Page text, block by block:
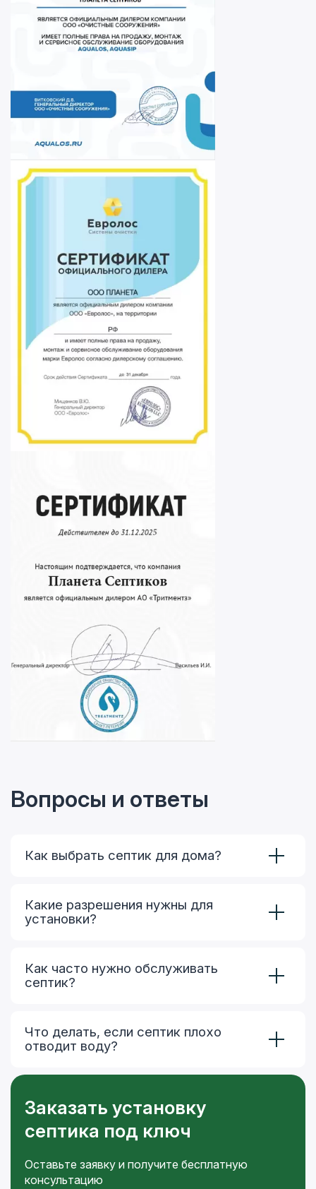
Вопросы и ответы
Как выбрать септик для дома?
Какие разрешения нужны для
установки?
Как часто нужно обслуживать
септик?
Что делать, если септик плохо
отводит воду?
Заказать установку
септика под ключ
Оставьте заявку и получите бесплатную
консультацию